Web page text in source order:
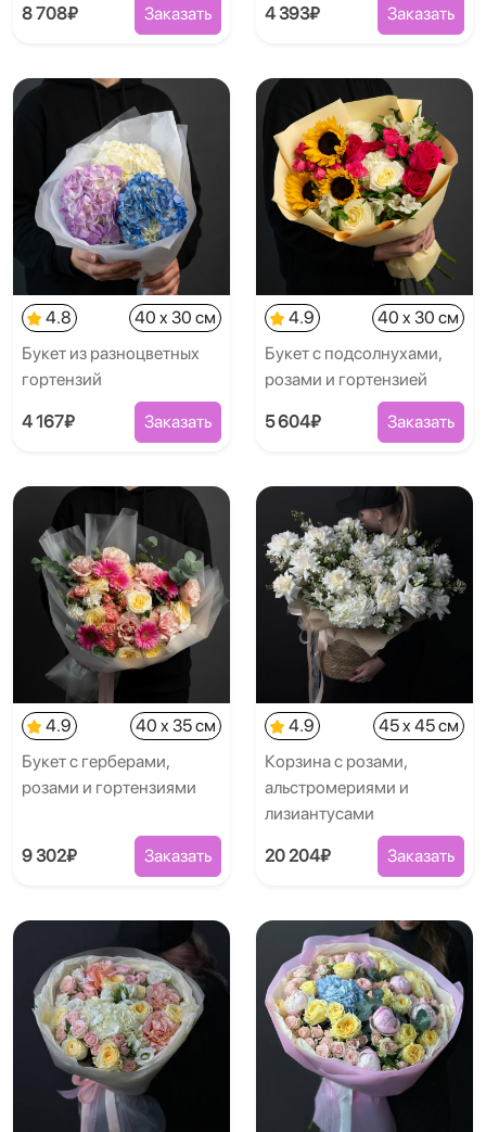
8 708₽ Заказать 4 393₽ Заказать
4.8
40 x 30 см
Букет из разноцветных
гортензий
4 167₽ Заказать
4.9
40 x 30 см
Букет с подсолнухами,
розами и гортензией
5 604₽ Заказать
4.9
40 x 35 см
Букет с герберами,
розами и гортензиями
9 302₽ Заказать
4.9
45 x 45 см
Корзина с розами,
альстромериями и
лизиантусами
20 204₽ Заказать